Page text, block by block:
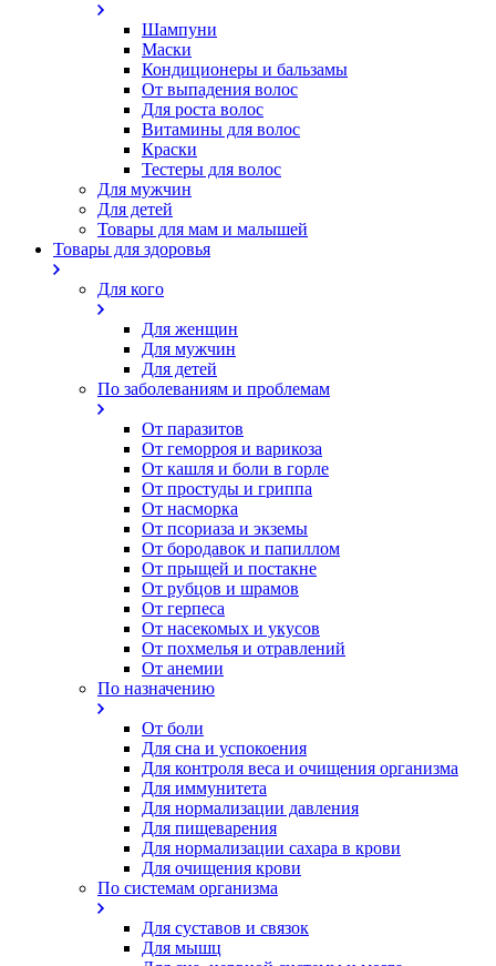
Шампуни
Маски
Кондиционеры и бальзамы
От выпадения волос
Для роста волос
Витамины для волос
Краски
Тестеры для волос
Для мужчин
Для детей
Товары для мам и малышей
Товары для здоровья
Для кого
Для женщин
Для мужчин
Для детей
По заболеваниям и проблемам
От паразитов
Oт геморроя и варикоза
От кашля и боли в горле
От простуды и гриппа
От насморка
Oт псориаза и экземы
От бородавок и папиллом
От прыщей и постакне
От рубцов и шрамов
От герпеса
От насекомых и укусов
От похмелья и отравлений
От анемии
По назначению
От боли
Для сна и успокоения
Для контроля веса и очищения организма
Для иммунитета
Для нормализации давления
Для пищеварения
Для нормализации сахара в крови
Для очищения крови
По системам организма
Для суставов и связок
Для мышц